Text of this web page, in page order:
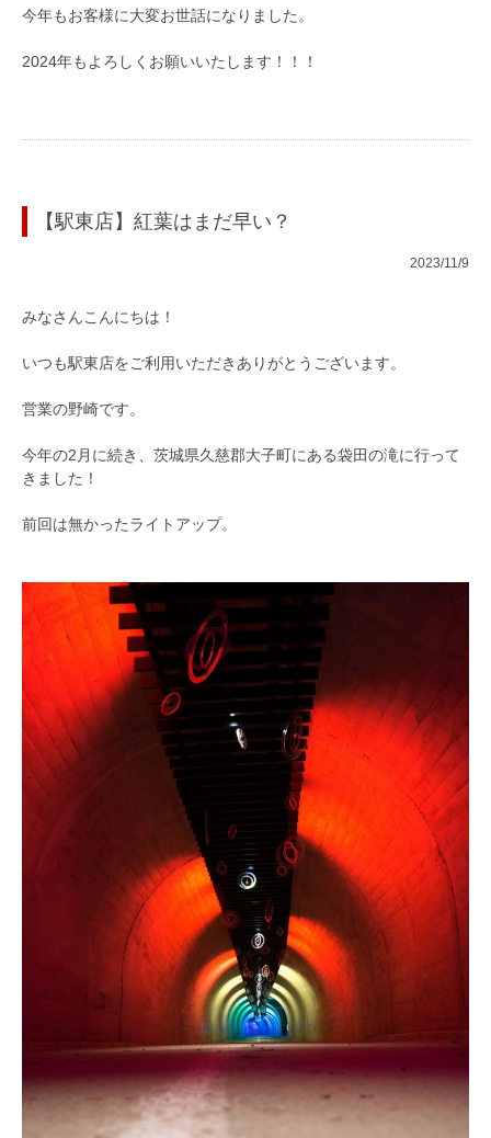
今年もお客様に大変お世話になりました。
2024年もよろしくお願いいたします！！！
【駅東店】紅葉はまだ早い？
2023/11/9
みなさんこんにちは！
いつも駅東店をご利用いただきありがとうございます。
営業の野崎です。
今年の2月に続き、茨城県久慈郡大子町にある袋田の滝に行って
きました！
前回は無かったライトアップ。